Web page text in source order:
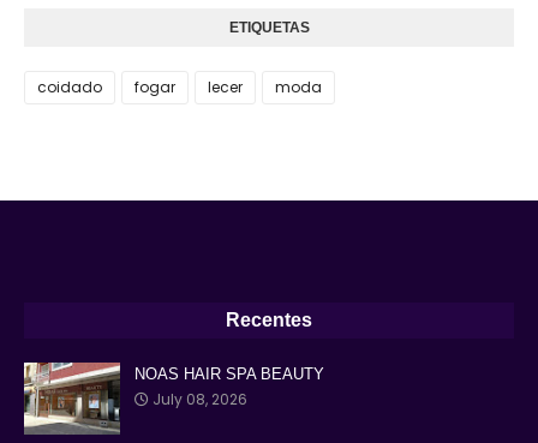
ETIQUETAS
coidado fogar lecer moda
Recentes
NOAS HAIR SPA BEAUTY
July 08, 2026